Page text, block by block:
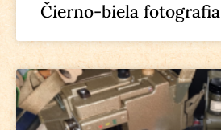
Čierno-biela fotografia